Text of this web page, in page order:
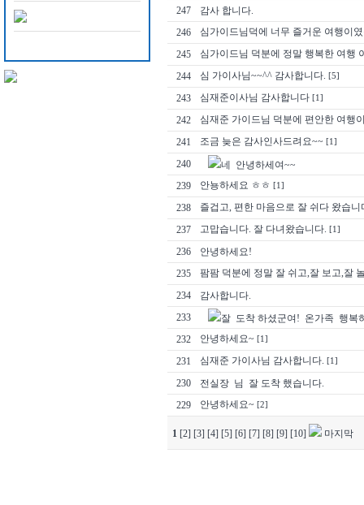
247
감사 합니다.
246
심가이드님덕에 너무 즐거운 여행이
245
심가이드님 덕분에 정말 행복한 여행
244
심 가이사님~~^^ 감사합니다. [5]
243 심재준이사님 감사합니다 [1]
242
심재준 가이드님 덕분에 편안한 여행
241
조금 늦은 감사인사드려요~~ [1]
240
네 안녕하세여~~
239
안뇽하세요 ㅎㅎ [1]
238
즐겁고, 편한 마음으로 잘 쉬다 왔습니
237
고맙습니다. 잘 다녀왔습니다. [1]
236
안녕하세요!
235
팜팜 덕분에 정말 잘 쉬고,잘 보고,잘
234
감사합니다.
233
잘 도착 하셨군여! 온가족 행복
232
안녕하세요~ [1]
231 심재준 가이사님 감사합니다. [1]
230
전실장 님 잘 도착 했습니다.
229
안녕하세요~ [2]
1 [2] [3] [4] [5] [6] [7] [8] [9] [10] 마지막